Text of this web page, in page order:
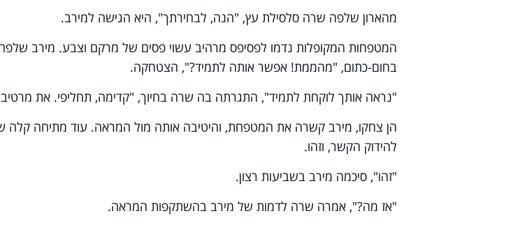
מהארון שלפה שרה סלסילת עץ, "הנה, לבחירתך", היא הגישה למירב.
המטפחות המקופלות נדמו לפסיפס מרהיב עשוי פסים של מרקם וצבע. מירב
בחום-כתום, "מהממת! אפשר אותה לתמיד?", הצטחקה.
"נראה אותך לוקחת לתמיד", התגרתה בה שרה בחיוך, "קדימה, תחליפי. את
הן צחקו, מירב קשרה את המטפחת, והיטיבה אותה מול המראה. עוד מתיחה קלה
להידוק הקשר, וזהו.
"זהו", סיכמה מירב בשביעות רצון.
"אז מה?", אמרה שרה לדמות של מירב בהשתקפות המראה.